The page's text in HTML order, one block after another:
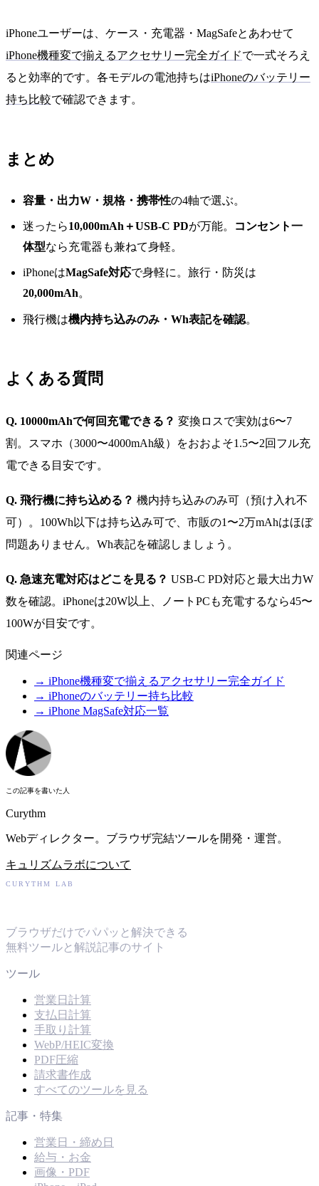
iPhoneユーザーは、ケース・充電器・MagSafeとあわせて
iPhone機種変で揃えるアクセサリー完全ガイドで一式そろえ
ると効率的です。各モデルの電池持ちはiPhoneのバッテリー
持ち比較で確認できます。
まとめ
容量・出力W・規格・携帯性の4軸で選ぶ。
迷ったら10,000mAh＋USB-C PDが万能。
コンセント一
体型なら充電器も兼ねて身軽。
iPhoneはMagSafe対応で身軽に。旅行・防災は
20,000mAh。
飛行機は機内持ち込みのみ・Wh表記を確認。
よくある質問
Q. 10000mAhで何回充電できる？ 変換ロスで実効は6〜7
割。スマホ（3000〜4000mAh級）をおおよそ1.5〜2回フル充
電できる目安です。
Q. 飛行機に持ち込める？ 機内持ち込みのみ可（預け入れ不
可）。100Wh以下は持ち込み可で、市販の1〜2万mAhはほぼ
問題ありません。Wh表記を確認しましょう。
Q. 急速充電対応はどこを見る？ USB-C PD対応と最大出力W
数を確認。iPhoneは20W以上、ノートPCも充電するなら45〜
100Wが目安です。
関連ページ
→ iPhone機種変で揃えるアクセサリー完全ガイド
→ iPhoneのバッテリー持ち比較
→ iPhone MagSafe対応一覧
この記事を書いた人
Curythm
Webディレクター。ブラウザ完結ツールを開発・運営。
キュリズムラボについて
CURYTHM LAB
ブラウザだけでパパッと解決できる
無料ツールと解説記事のサイト
ツール
営業日計算
支払日計算
手取り計算
WebP/HEIC変換
PDF圧縮
請求書作成
すべてのツールを見る
記事・特集
営業日・締め日
給与・お金
画像・PDF